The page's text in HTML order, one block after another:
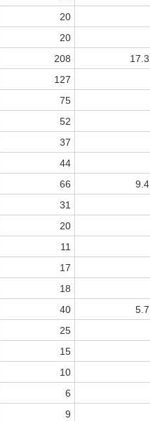
20
20
208 17.3
127
75
52
37
44
66 9.4
31
20
11
17
18
40 5.7
25
15
10
6
9